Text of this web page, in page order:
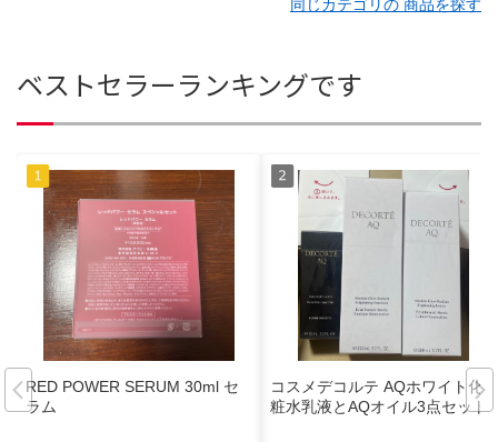
同じカテゴリの 商品を探す
ベストセラーランキングです
RED POWER SERUM 30ml セ
ラム
コスメデコルテ AQホワイト化
粧水乳液とAQオイル3点セット